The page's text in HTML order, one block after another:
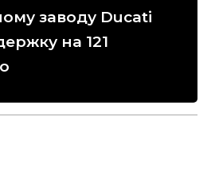
заводу Ducati
на 121